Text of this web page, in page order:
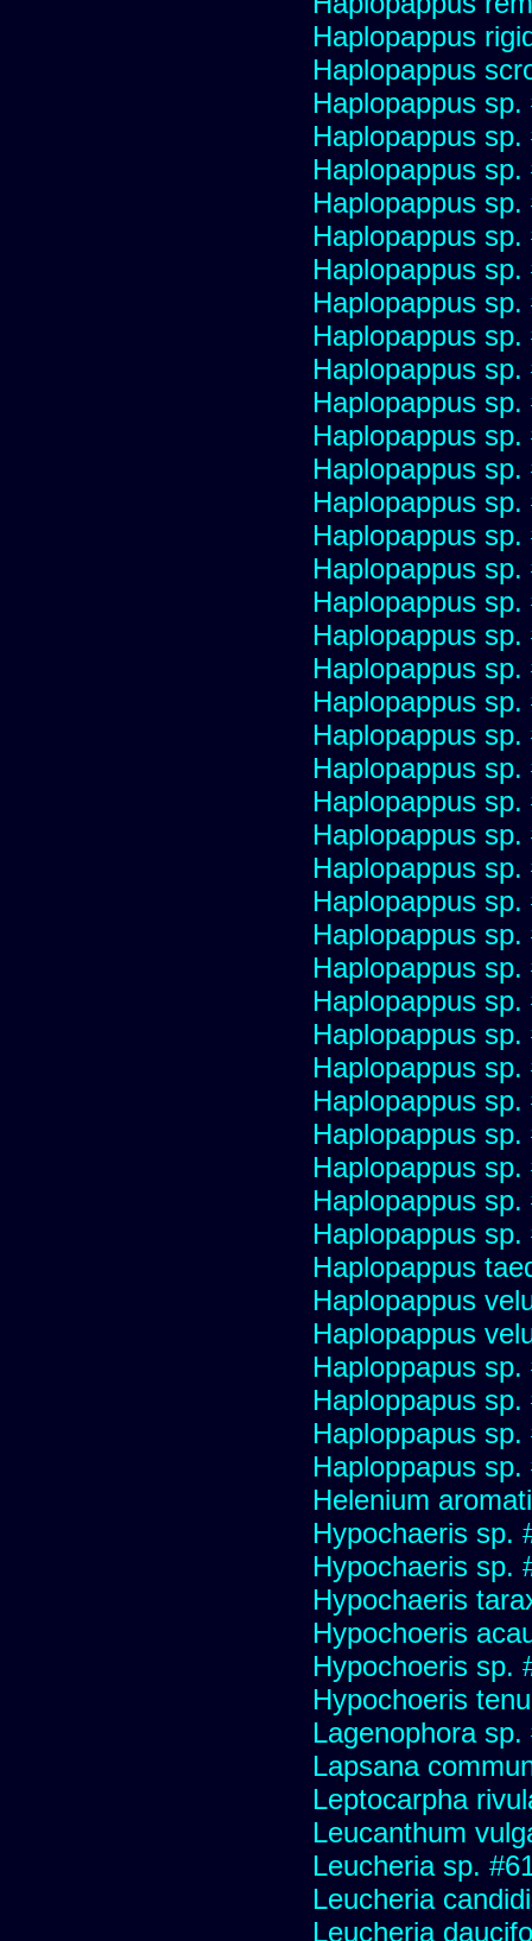
Haplopappus
Haplopappus
Haplopappus sp.
Haplopappus sp.
Haplopappus sp.
Haplopappus sp.
Haplopappus sp.
Haplopappus sp.
Haplopappus sp.
Haplopappus sp.
Haplopappus sp.
Haplopappus sp.
Haplopappus sp.
Haplopappus sp.
Haplopappus sp.
Haplopappus sp.
Haplopappus sp.
Haplopappus sp.
Haplopappus sp.
Haplopappus sp.
Haplopappus sp.
Haplopappus sp.
Haplopappus sp.
Haplopappus sp.
Haplopappus sp.
Haplopappus sp.
Haplopappus sp.
Haplopappus sp.
Haplopappus sp.
Haplopappus sp.
Haplopappus sp.
Haplopappus sp.
Haplopappus sp.
Haplopappus sp.
Haplopappus sp.
Haplopappus
Haplopappus sp.
Haplopappus
Haplopappus
Haplopappus
Haploppapus sp.
Haploppapus sp.
Haploppapus sp.
Haploppapus sp.
Helenium
Hypochaeris sp.
Hypochaeris sp.
Hypochaeris
Hypochoeris
Hypochoeris sp.
Hypochoeris
Lagenophora sp.
Lapsana
Leptocarpha
Leucanthum
Leucheria sp.
Leucheria
Leucheria